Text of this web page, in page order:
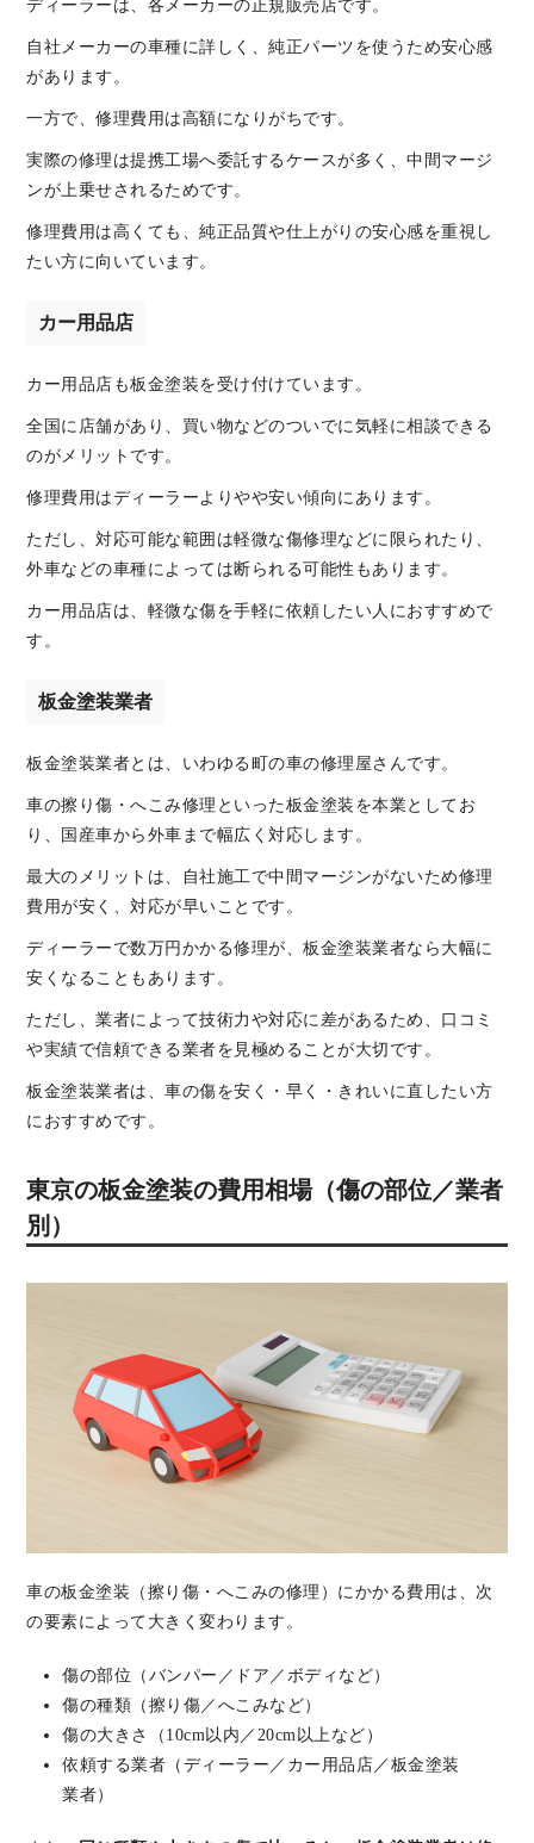
ディーラーは、各メーカーの正規販売店です。
自社メーカーの車種に詳しく、純正パーツを使うため安心感
があります。
一方で、修理費用は高額になりがちです。
実際の修理は提携工場へ委託するケースが多く、中間マージ
ンが上乗せされるためです。
修理費用は高くても、純正品質や仕上がりの安心感を重視し
たい方に向いています。
カー用品店
カー用品店も板金塗装を受け付けています。
全国に店舗があり、買い物などのついでに気軽に相談できる
のがメリットです。
修理費用はディーラーよりやや安い傾向にあります。
ただし、対応可能な範囲は軽微な傷修理などに限られたり、
外車などの車種によっては断られる可能性もあります。
カー用品店は、軽微な傷を手軽に依頼したい人におすすめで
す。
板金塗装業者
板金塗装業者とは、いわゆる町の車の修理屋さんです。
車の擦り傷・へこみ修理といった板金塗装を本業としてお
り、国産車から外車まで幅広く対応します。
最大のメリットは、自社施工で中間マージンがないため修理
費用が安く、対応が早いことです。
ディーラーで数万円かかる修理が、板金塗装業者なら大幅に
安くなることもあります。
ただし、業者によって技術力や対応に差があるため、口コミ
や実績で信頼できる業者を見極めることが大切です。
板金塗装業者は、車の傷を安く・早く・きれいに直したい方
におすすめです。
東京の板金塗装の費用相場（傷の部位／業者
別）
車の板金塗装（擦り傷・へこみの修理）にかかる費用は、次
の要素によって大きく変わります。
傷の部位（バンパー／ドア／ボディなど）
傷の種類（擦り傷／へこみなど）
傷の大きさ（10cm以内／20cm以上など）
依頼する業者（ディーラー／カー用品店／板金塗装
業者）